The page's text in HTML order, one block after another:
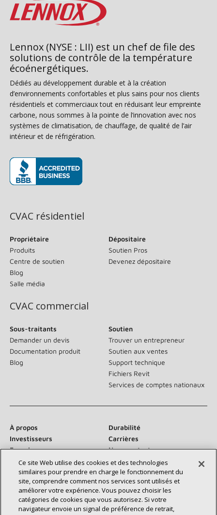
Lennox (NYSE : LII) est un chef de file des
solutions de contrôle de la température
écoénergétiques.
Dédiés au développement durable et à la création
d’environnements confortables et plus sains pour nos clients
résidentiels et commerciaux tout en réduisant leur empreinte
carbone, nous sommes à la pointe de l’innovation avec nos
systèmes de climatisation, de chauffage, de qualité de l’air
intérieur et de réfrigération.
CVAC résidentiel
Propriétaire
Produits
Centre de soutien
Blog
Salle média
Dépositaire
Soutien Pros
Devenez dépositaire
CVAC commercial
Sous-traitants
Demander un devis
Documentation produit
Blog
Soutien
Trouver un entrepreneur
Soutien aux ventes
Support technique
Fichiers Revit
Services de comptes nationaux
À propos
Durabilité
Investisseurs
Carrières
Fournisseurs
Nous contacter
Salle de presse
Communiquez avec nous :
Ce site Web utilise des cookies et des technologies
similaires pour prendre en charge le fonctionnement du
site, comprendre comment nos services sont utilisés et
améliorer votre expérience. Vous pouvez choisir les
catégories de cookies que vous autorisez. Si votre
navigateur envoie un signal de préférence de retrait,